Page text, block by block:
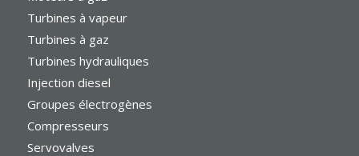
Turbines à vapeur
Turbines à gaz
Turbines hydrauliques
Injection diesel
Groupes électrogènes
Compresseurs
Servovalves